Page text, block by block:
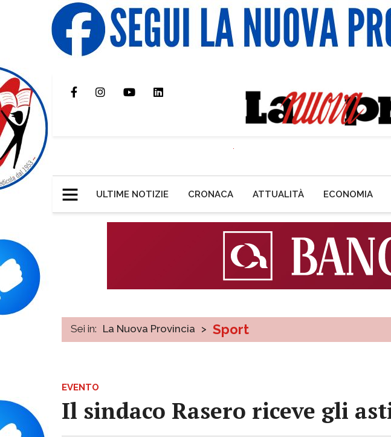
ULTIME NOTIZIE CRONACA ATTUALITÀ ECONOMIA
Sei in: La Nuova Provincia > Sport
EVENTO
Il sindaco Rasero riceve gli